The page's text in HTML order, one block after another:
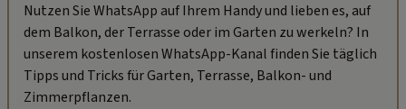
Nutzen Sie WhatsApp auf Ihrem Handy und lieben es, auf
dem Balkon, der Terrasse oder im Garten zu werkeln? In
unserem kostenlosen WhatsApp-Kanal finden Sie täglich
Tipps und Tricks für Garten, Terrasse, Balkon- und
Zimmerpflanzen.